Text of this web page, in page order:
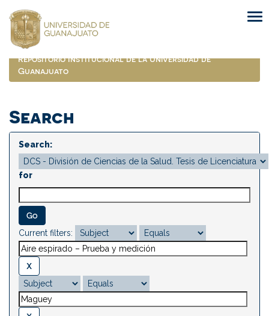
navigation
Repositorio Institucional de la Universidad de
Guanajuato
Search
Search:
for
Current filters: